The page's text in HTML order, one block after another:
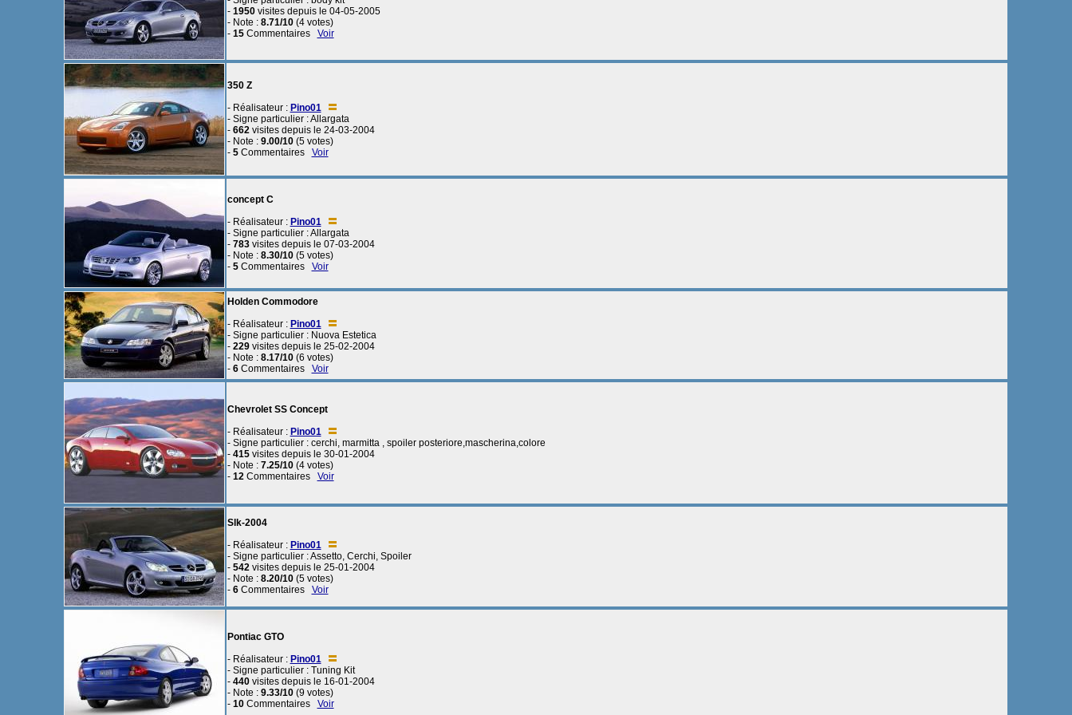
- 1950visites depuis le 04-05-2005
- Note : 8.71/10(4 votes)
- 15Commentaires Voir
350 Z
- Réalisateur : Pino01
- Signe particulier : Allargata
- 662visites depuis le 24-03-2004
- Note : 9.00/10(5 votes)
- 5Commentaires Voir
concept C
- Réalisateur : Pino01
- Signe particulier : Allargata
- 783visites depuis le 07-03-2004
- Note : 8.30/10(5 votes)
- 5Commentaires Voir
Holden Commodore
- Réalisateur : Pino01
- Signe particulier : Nuova Estetica
- 229visites depuis le 25-02-2004
- Note : 8.17/10(6 votes)
- 6Commentaires Voir
Chevrolet SS Concept
- Réalisateur : Pino01
- Signe particulier : cerchi, marmitta , spoiler posteriore,mascherina,colore
- 415visites depuis le 30-01-2004
- Note : 7.25/10(4 votes)
- 12Commentaires Voir
Slk-2004
- Réalisateur : Pino01
- Signe particulier : Assetto, Cerchi, Spoiler
- 542visites depuis le 25-01-2004
- Note : 8.20/10(5 votes)
- 6Commentaires Voir
Pontiac GTO
- Réalisateur : Pino01
- Signe particulier : Tuning Kit
- 440visites depuis le 16-01-2004
- Note : 9.33/10(9 votes)
- 10Commentaires Voir